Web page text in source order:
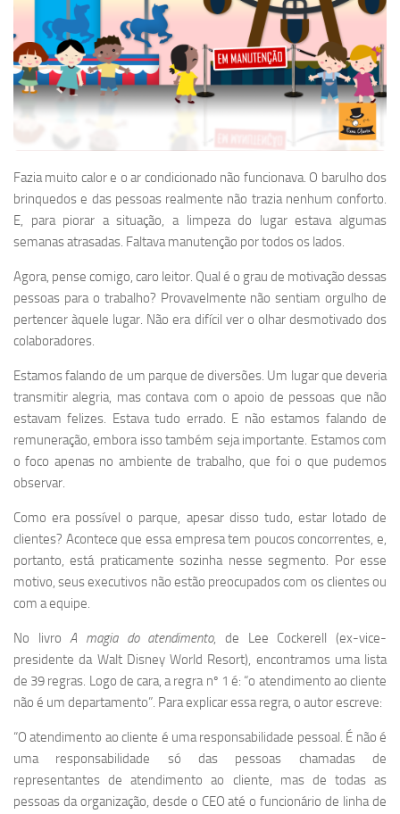
Fazia muito calor e o ar condicionado não funcionava. O barulho dos
brinquedos e das pessoas realmente não trazia nenhum conforto.
E, para piorar a situação, a limpeza do lugar estava algumas
semanas atrasadas. Faltava manutenção por todos os lados.
Agora, pense comigo, caro leitor. Qual é o grau de motivação dessas
pessoas para o trabalho? Provavelmente não sentiam orgulho de
pertencer àquele lugar. Não era difícil ver o olhar desmotivado dos
colaboradores.
Estamos falando de um parque de diversões. Um lugar que deveria
transmitir alegria, mas contava com o apoio de pessoas que não
estavam felizes. Estava tudo errado. E não estamos falando de
remuneração, embora isso também seja importante. Estamos com
o foco apenas no ambiente de trabalho, que foi o que pudemos
observar.
Como era possível o parque, apesar disso tudo, estar lotado de
clientes? Acontece que essa empresa tem poucos concorrentes, e,
portanto, está praticamente sozinha nesse segmento. Por esse
motivo, seus executivos não estão preocupados com os clientes ou
com a equipe.
No livroA magia do atendimento, de Lee Cockerell (ex-vice-
presidente da Walt Disney World Resort), encontramos uma lista
de 39 regras. Logo de cara, a regra nº 1 é: “o atendimento ao cliente
não é um departamento”. Para explicar essa regra, o autor escreve:
“O atendimento ao cliente é uma responsabilidade pessoal. É não é
uma responsabilidade só das pessoas chamadas de
representantes de atendimento ao cliente, mas de todas as
pessoas da organização, desde o CEO até o funcionário de linha de